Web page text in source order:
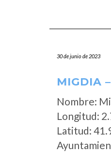
30 de junio de 2023
MIGDIA
Nombre:
Longitud:
Latitud: